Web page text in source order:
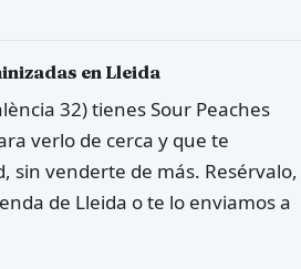
en Lleida
32) tienes Sour Peaches
verlo de cerca y que te
sin venderte de más. Resérvalo,
de Lleida o te lo enviamos a